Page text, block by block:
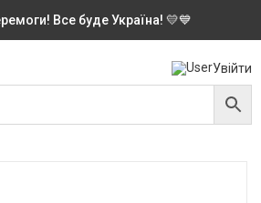
Все буде Україна! 💛💙
Увійти